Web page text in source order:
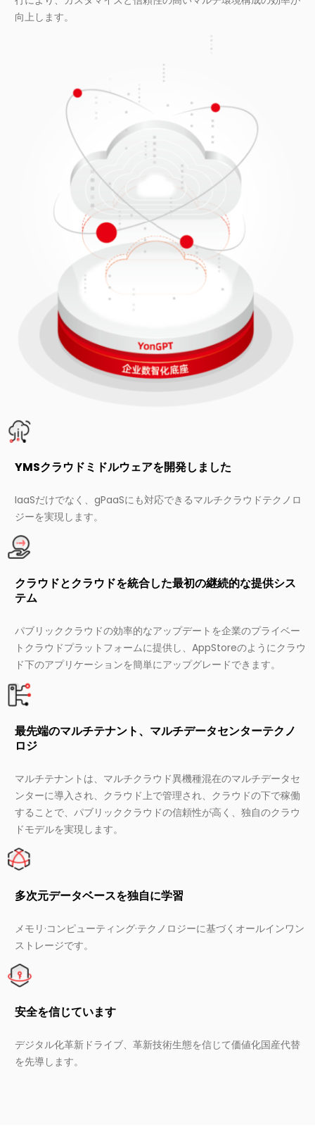
向上します。
YMSクラウドミドルウェアを開発しました
IaaSだけでなく、gPaaSにも対応できるマルチクラウドテクノロ
ジーを実現します。
クラウドとクラウドを統合した最初の継続的な提供シス
テム
パブリッククラウドの効率的なアップデートを企業のプライベー
トクラウドプラットフォームに提供し、AppStoreのようにクラウ
ド下のアプリケーションを簡単にアップグレードできます。
最先端のマルチテナント、マルチデータセンターテクノ
ロジ
マルチテナントは、マルチクラウド異機種混在のマルチデータセ
ンターに導入され、クラウド上で管理され、クラウドの下で稼働
することで、パブリッククラウドの信頼性が高く、独自のクラウ
ドモデルを実現します。
多次元データベースを独自に学習
メモリ·コンピューティング·テクノロジーに基づくオールインワン
ストレージです。
安全を信じています
デジタル化革新ドライブ、革新技術生態を信じて価値化国産代替
を先導します。